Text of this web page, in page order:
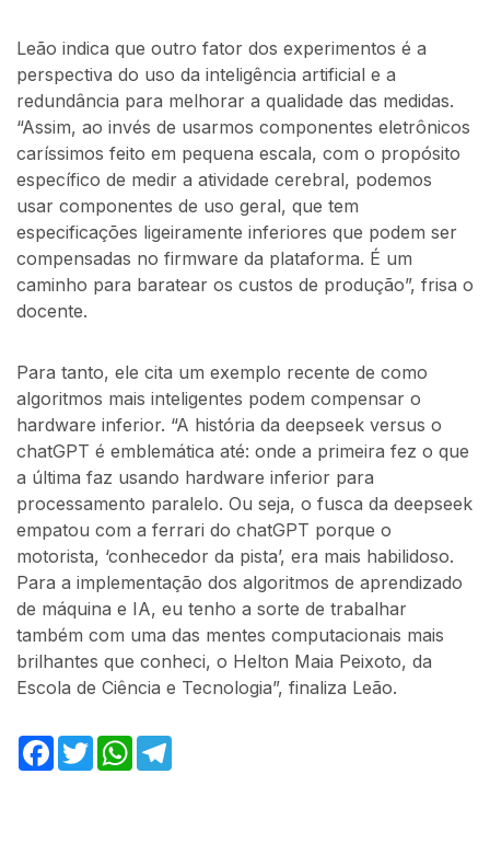
Leão indica que outro fator dos experimentos é a
perspectiva do uso da inteligência artificial e a
redundância para melhorar a qualidade das medidas.
“Assim, ao invés de usarmos componentes eletrônicos
caríssimos feito em pequena escala, com o propósito
específico de medir a atividade cerebral, podemos
usar componentes de uso geral, que tem
especificações ligeiramente inferiores que podem ser
compensadas no firmware da plataforma. É um
caminho para baratear os custos de produção”, frisa o
docente.
Para tanto, ele cita um exemplo recente de como
algoritmos mais inteligentes podem compensar o
hardware inferior. “A história da deepseek versus o
chatGPT é emblemática até: onde a primeira fez o que
a última faz usando hardware inferior para
processamento paralelo. Ou seja, o fusca da deepseek
empatou com a ferrari do chatGPT porque o
motorista, ‘conhecedor da pista’, era mais habilidoso.
Para a implementação dos algoritmos de aprendizado
de máquina e IA, eu tenho a sorte de trabalhar
também com uma das mentes computacionais mais
brilhantes que conheci, o Helton Maia Peixoto, da
Escola de Ciência e Tecnologia”, finaliza Leão.
Facebook
Twitter WhatsApp